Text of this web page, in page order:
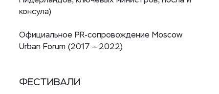
консула)
Официальное PR-сопровождение Moscow
Urban Forum (2017 — 2022)
ФЕСТИВАЛИ